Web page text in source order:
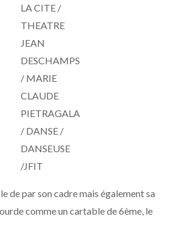
LA CITE /
THEATRE
JEAN
DESCHAMPS
/ MARIE
CLAUDE
PIETRAGALA
/ DANSE /
DANSEUSE
/JFIT
de par son cadre mais également sa
comme un cartable de 6ème, le